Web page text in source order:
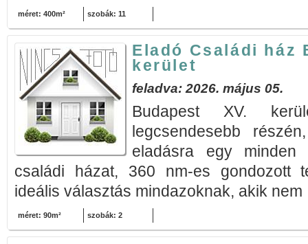
méret: 400m² szobák: 11
Eladó Családi ház
kerület
feladva: 2026. május 05.
Budapest XV.
legcsendesebb
eladásra egy minden
családi házat, 360 nm-es gondozott
ideális választás mindazoknak, akik
méret: 90m² szobák: 2